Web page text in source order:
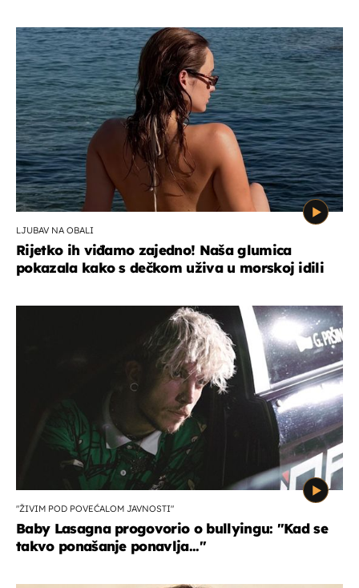
LJUBAV NA OBALI
Rijetko ih viđamo zajedno! Naša glumica
pokazala kako s dečkom uživa u morskoj idili
"ŽIVIM POD POVEĆALOM JAVNOSTI"
Baby Lasagna progovorio o bullyingu: "Kad se
takvo ponašanje ponavlja..."